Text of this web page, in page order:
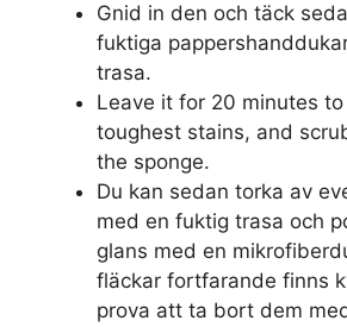
Gnid in den och täck
fuktiga
trasa.
Leave it for 20 minutes
toughest stains, and
the sponge.
Du kan sedan torka av
med en fuktig trasa och
glans med en
fläckar fortfarande finns
prova att ta bort dem